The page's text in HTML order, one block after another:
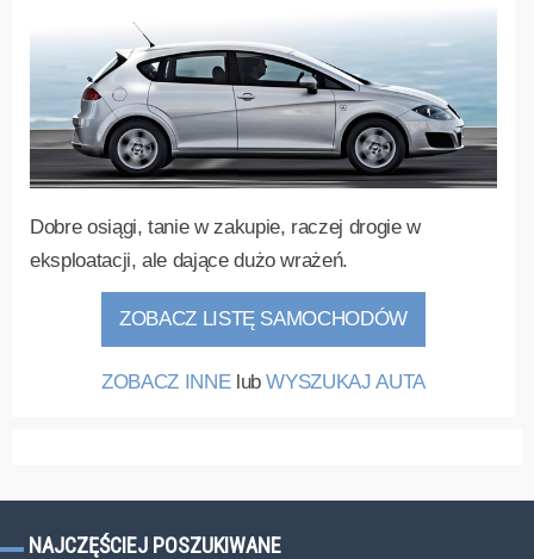
Dobre osiągi, tanie w zakupie, raczej drogie w
eksploatacji, ale dające dużo wrażeń.
ZOBACZ LISTĘ SAMOCHODÓW
ZOBACZ INNElubWYSZUKAJ AUTA
NAJCZĘŚCIEJ POSZUKIWANE